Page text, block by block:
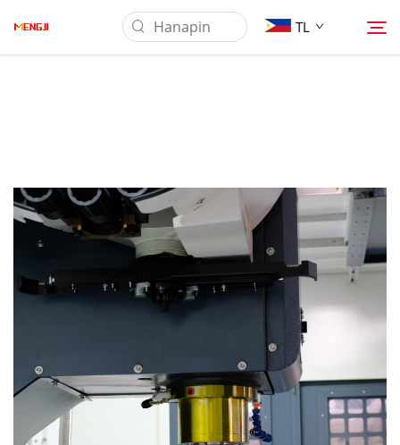
TL
Pag-aaplay
Ilagay
Makipag-ugnayan sa Amin